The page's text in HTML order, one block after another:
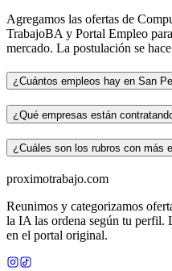
Agregamos las ofertas de
TrabajoBA y Portal Empleo
mercado. La postulación se
¿Cuántos empleos hay en San
¿Qué empresas están
¿Cuáles son los rubros con más
proximotrabajo.com
Reunimos y categorizamos
la IA las ordena según tu perfil.
en el portal original.